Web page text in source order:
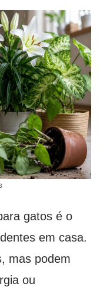
gatos é o
em casa.
mas podem
ou